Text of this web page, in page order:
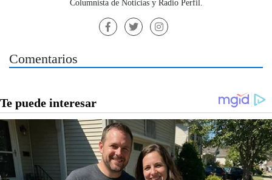
Columnista de Noticias y Radio Perfil.
Comentarios